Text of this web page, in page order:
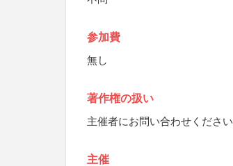
参加費
無し
著作権の扱い
主催者にお問い合わせください
主催